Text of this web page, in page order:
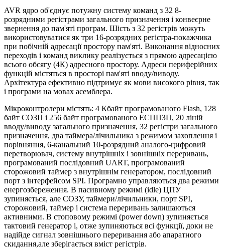
AVR ядро об'єднує потужну систему команд з 32 8-
розрядними регістрами загального призначення і конвеєрне
звернення до пам'яті програм. Шість з 32 регістрів можуть
використовуватися як три 16-розрядних регістра-покажчика
при побічній адресації простору пам'яті. Виконання відносних
переходів і команд виклику реалізується з прямою адресацією
всього обсягу (4К) адресного простору. Адреси периферійних
функцій містяться в просторі пам'яті вводу/виводу.
Архітектура ефективно підтримує як мови високого рівня, так
і програми на мовах асемблера.
Мікроконтролери містять: 4 Кбайт програмованого Flash, 128
байт СОЗП і 256 байт програмованого ЕСППЗП, 20 ліній
вводу/виводу загального призначення, 32 регістри загального
призначення, два таймера/лічильника з режимом захоплення і
порівняння, 6-канальний 10-розрядний аналого-цифровий
перетворювач, систему внутрішніх і зовнішніх переривань,
програмований послідовний UART, програмований
сторожовий таймер з внутрішнім генератором, послідовний
порт з інтерфейсом SPI. Програмно управляються два режими
енергозбереження. В пасивному режимі (idle) ЦПУ
зупиняється, але СОЗУ, таймери/лічильники, порт SPI,
сторожовий, таймер і система переривань залишаються
активними. В стоповому режимі (power down) зупиняється
тактовий генератор і, отже зупиняються всі функції, доки не
надійде сигнал зовнішнього переривання або апаратного
скидання,але зберігається вміст регістрів.